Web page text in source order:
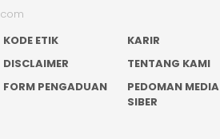
KODE ETIK
KARIR
DISCLAIMER
TENTANG KAMI
FORM PENGADUAN
PEDOMAN MEDIA
SIBER